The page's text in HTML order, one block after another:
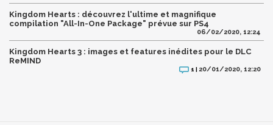
Kingdom Hearts : découvrez l'ultime et magnifique
compilation "All-In-One Package" prévue sur PS4
06/02/2020, 12:24
Kingdom Hearts 3 : images et features inédites pour le DLC
ReMIND
1 | 20/01/2020, 12:20